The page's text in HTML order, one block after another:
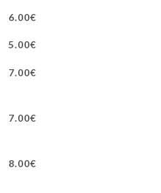
6.00€
5.00€
7.00€
7.00€
8.00€